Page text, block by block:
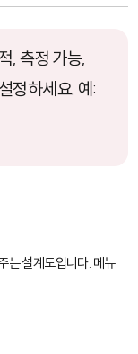
, 측정 가능,
정하세요. 예:
는 설계도입니다. 메뉴